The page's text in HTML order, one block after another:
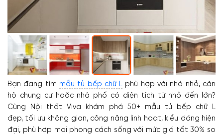
Bạn đang tìm mẫu tủ bếp chữ L phù hợp với nhà nhỏ, căn
hộ chung cư hoặc nhà phố có diện tích từ nhỏ đến lớn?
Cùng Nội thất Viva khám phá 50+ mẫu tủ bếp chữ L
đẹp, tối ưu không gian, công năng linh hoạt, kiểu dáng hiện
đại, phù hợp mọi phong cách sống với mức giá tốt 30% so